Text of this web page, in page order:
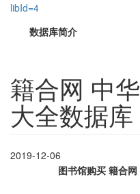
libId=4
数据库简介
籍合网 中
大全数据库
2019-12-06
图书馆购买 籍合